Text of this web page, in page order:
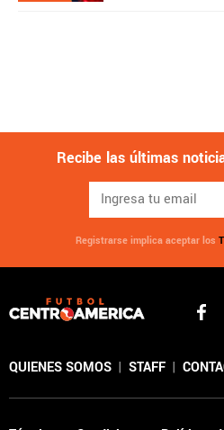
Recibe las últimas
Registrarse implica aceptar los
QUIENES SOMOS | STAFF |